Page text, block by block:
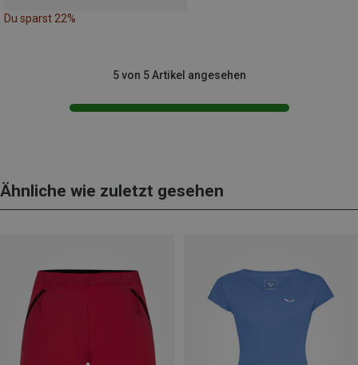
Du sparst 22%
5 von 5 Artikel angesehen
Ähnliche wie zuletzt gesehen